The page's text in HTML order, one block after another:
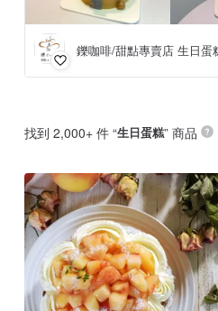
找到 2,000+ 件 “生日蛋糕” 商品